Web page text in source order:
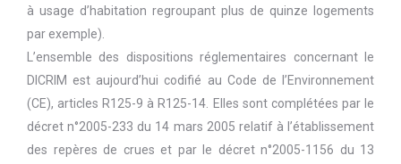
à usage d’habitation regroupant plus de quinze logements
par exemple).
L’ensemble des dispositions réglementaires concernant le
DICRIM est aujourd’hui codifié au Code de l’Environnement
(CE), articles R125-9 à R125-14. Elles sont complétées par le
décret n°2005-233 du 14 mars 2005 relatif à l’établissement
des repères de crues et par le décret n°2005-1156 du 13